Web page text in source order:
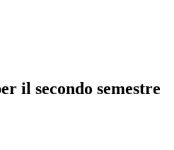
il secondo semestre